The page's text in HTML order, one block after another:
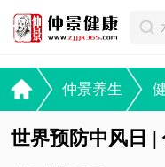
仲景养生
世界预防中风日 |